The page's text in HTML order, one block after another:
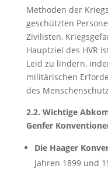
Methoden der
geschützten
Zivilisten,
Hauptziel des HVR
Leid zu lindern,
militärischen
des
2.2. Wichtige
Genfer
Die Haager
Jahren 1899 und